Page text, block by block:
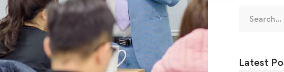
for:
Latest